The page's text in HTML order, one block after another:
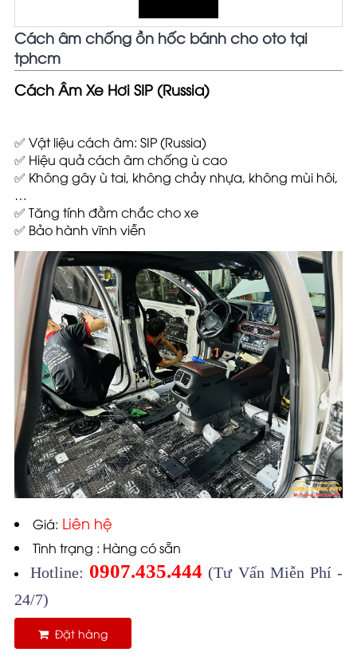
Cách âm chống ồn hốc bánh cho oto tại
tphcm
Cách Âm Xe Hơi SIP (Russia)
✅ Vật liệu cách âm: SIP (Russia)
✅ Hiệu quả cách âm chống ù cao
✅ Không gây ù tai, không chảy nhựa, không mùi hôi,
…
✅ Tăng tính đằm chắc cho xe
✅ Bảo hành vĩnh viễn
Giá: Liên hệ
Tình trạng : Hàng có sẵn
Hotline: 0907.435.444 (Tư Vấn Miễn Phí -
24/7)
Đặt hàng